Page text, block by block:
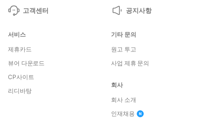
고객센터 공지사항
서비스
제휴카드
뷰어 다운로드
CP사이트
리디바탕
기타 문의
원고 투고
사업 제휴 문의
회사
회사 소개
인재채용